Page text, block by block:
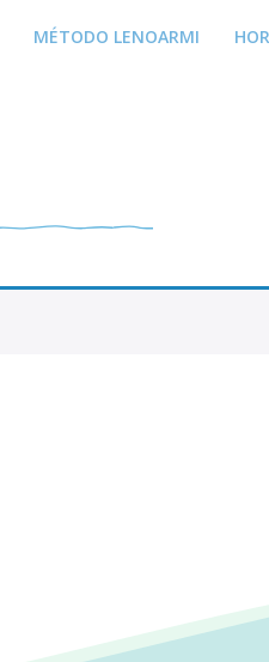
MÉTODO LENOARMI